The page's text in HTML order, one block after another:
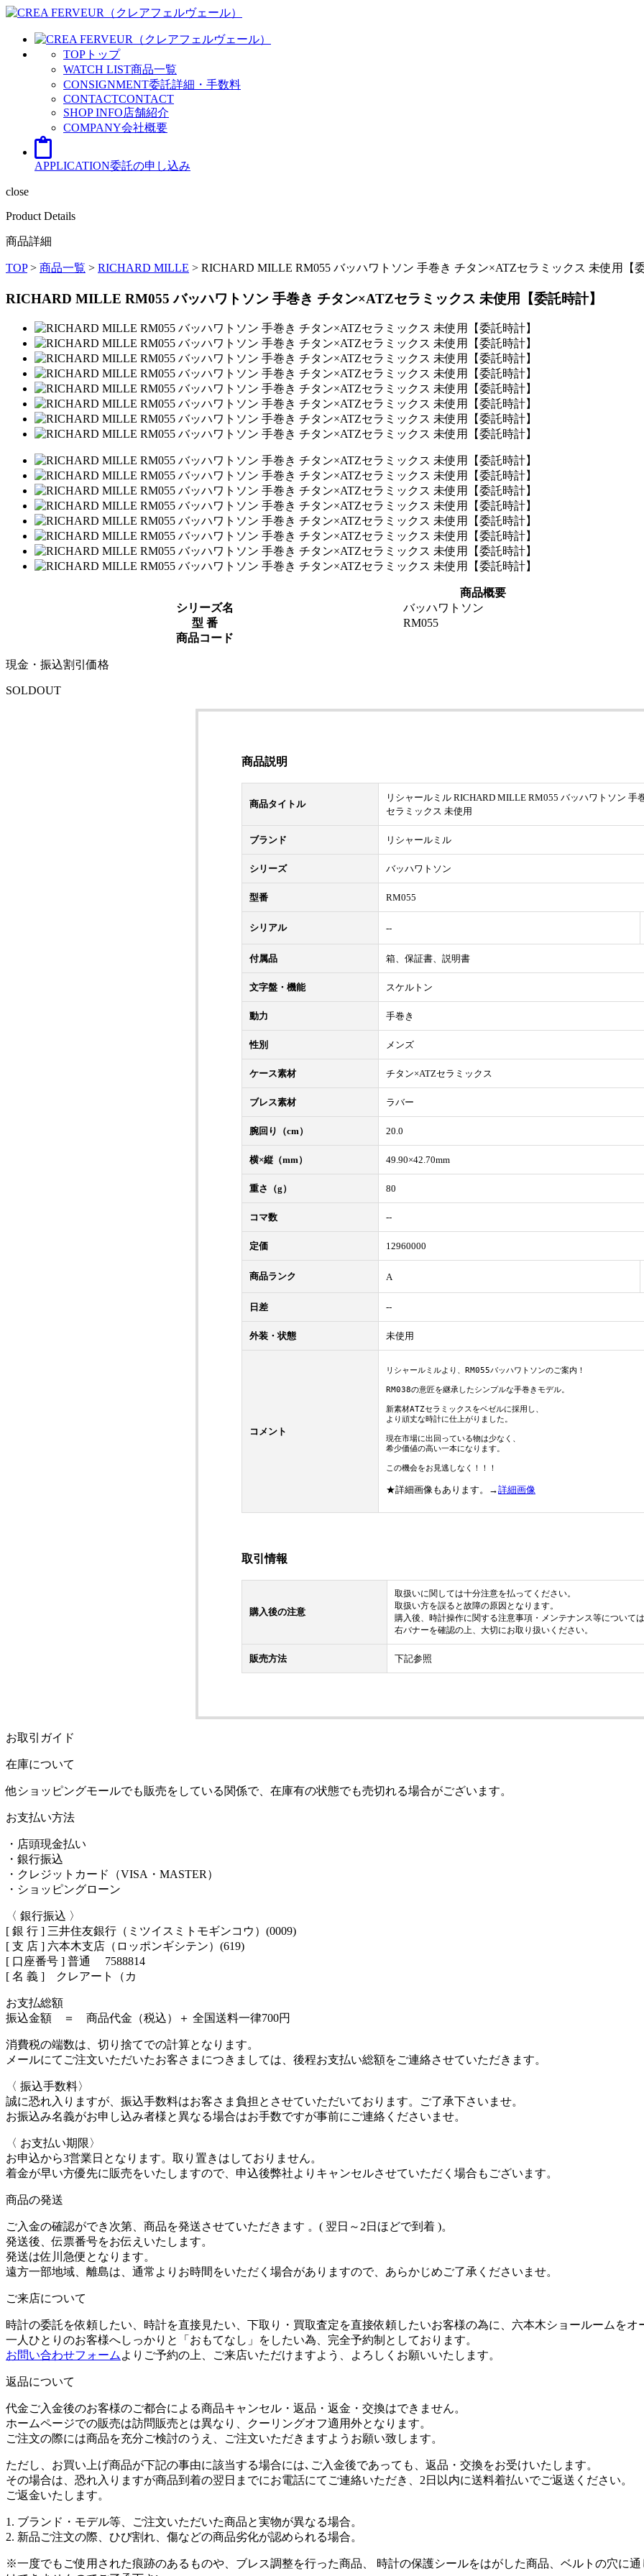
TOP トップ
WATCH LIST商品一覧
CONSIGNMENT委託詳細・手数料
CONTACTCONTACT
SHOP INFO店舗紹介
COMPANY会社概要
APPLICATION委託の申し込み
close
Product Details
商品詳細
TOP> 商品一覧 > RICHARD MILLE > RICHARD MILLE RM055 バッハワトソン 手巻き チタン×ATZセラミックス 未使用【
RICHARD MILLE RM055 バッハワトソン 手巻き チタン×ATZセラミックス 未使用【委託時計】
商品概要
シリーズ名
バッハワトソン
型 番
RM055
商品コード
現金・振込割引価格
SOLDOUT
商品説明
商品タイトル
リシャールミル RICHARD MILLE RM055 バッハワトソン 手
セラミックス 未使用
ブランド リシャールミル
シリーズ バッハワトソン
型番 RM055
シリアル --
付属品 箱、保証書、説明書
文字盤・機能 スケルトン
動力 手巻き
性別 メンズ
ケース素材 チタン×ATZセラミックス
ブレス素材 ラバー
腕回り（cm） 20.0
横×縦（mm） 49.90×42.70mm
重さ（g） 80
コマ数 --
定価 12960000
商品ランク A
日差 --
外装・状態 未使用
コメント
リシャールミルより、RM055バッハワトソンのご案内！
RM038の意匠を継承したシンプルな手巻きモデル。
新素材ATZセラミックスをベゼルに採用し、
より頑丈な時計に仕上がりました。
現在市場に出回っている物は少なく、
希少価値の高い一本になります。
この機会をお見逃しなく！！！
★詳細画像もあります。→詳細画像
取引情報
購入後の注意
取扱いに関しては十分注意を払ってください。
取扱い方を誤ると故障の原因となります。
購入後、時計操作に関する注意事項・メンテナンス等については
右バナーを確認の上、大切にお取り扱いください。
販売方法 下記参照
お取引ガイド
在庫について
他ショッピングモールでも販売をしている関係で、在庫有の状態でも売切れる場合がございます。
お支払い方法
・店頭現金払い
・銀行振込
・クレジットカード（VISA・MASTER）
・ショッピングローン
〈 銀行振込 〉
[ 銀 行 ] 三井住友銀行（ミツイスミトモギンコウ）(0009)
[ 支 店 ] 六本木支店（ロッポンギシテン）(619)
[ 口座番号 ] 普通 7588814
[ 名 義 ] クレアート（カ
お支払総額
振込金額 ＝ 商品代金（税込）＋ 全国送料一律700円
消費税の端数は、切り捨てでの計算となります。
メールにてご注文いただいたお客さまにつきましては、後程お支払い総額をご連絡させていただきます。
〈 振込手数料〉
誠に恐れ入りますが、振込手数料はお客さま負担とさせていただいております。ご了承下さいませ。
お振込み名義がお申し込み者様と異なる場合はお手数ですが事前にご連絡くださいませ。
〈 お支払い期限〉
お申込から3営業日となります。取り置きはしておりません。
着金が早い方優先に販売をいたしますので、申込後弊社よりキャンセルさせていただく場合もございます。
商品の発送
ご入金の確認ができ次第、商品を発送させていただきます 。( 翌日～2日ほどで到着 )。
発送後、伝票番号をお伝えいたします。
発送は佐川急便となります。
遠方一部地域、離島は、通常よりお時間をいただく場合がありますので、あらかじめご了承くださいませ。
ご来店について
時計の委託を依頼したい、時計を直接見たい、下取り・買取査定を直接依頼したいお客様の為に、六本木ショールームをオ
一人ひとりのお客様へしっかりと「おもてなし」をしたい為、完全予約制としております。
お問い合わせフォームよりご予約の上、ご来店いただけますよう、よろしくお願いいたします。
返品について
代金ご入金後のお客様のご都合による商品キャンセル・返品・返金・交換はできません。
ホームページでの販売は訪問販売とは異なり、クーリングオフ適用外となります。
ご注文の際には商品を充分ご検討のうえ、ご注文いただきますようお願い致します。
ただし、お買い上げ商品が下記の事由に該当する場合には､ご入金後であっても、返品・交換をお受けいたします。
その場合は、恐れ入りますが商品到着の翌日までにお電話にてご連絡いただき、2日以内に送料着払いでご返送ください。
ご返金いたします。
1. ブランド・モデル等、ご注文いただいた商品と実物が異なる場合。
2. 新品ご注文の際、ひび割れ、傷などの商品劣化が認められる場合。
※一度でもご使用された痕跡のあるものや、ブレス調整を行った商品、 時計の保護シールをはがした商品、ベルトの穴に